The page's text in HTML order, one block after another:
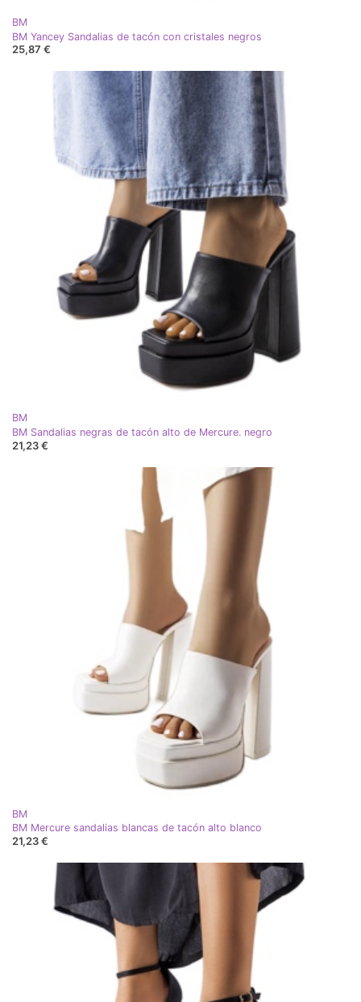
BM
BM Yancey Sandalias de tacón con cristales negros
25,87 €
BM
BM Sandalias negras de tacón alto de Mercure. negro
21,23 €
BM
BM Mercure sandalias blancas de tacón alto blanco
21,23 €